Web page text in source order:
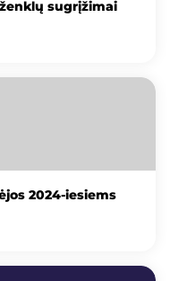
sugrįžimai
2024-iesiems